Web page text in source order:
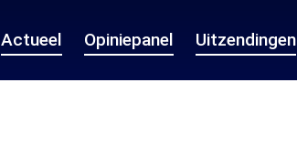
Actueel Opiniepanel Uitzendingen